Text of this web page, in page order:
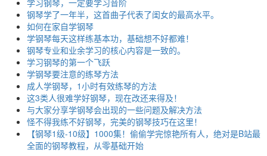
钢琴学了一年半，这首曲子代表了闺女的最高水平。
如何在家自学钢琴
学钢琴每天这样练基本功，基础想不好都难！
钢琴专业和业余学习的核心内容是一致的。
学习钢琴的第一个飞跃
学钢琴要注意的练琴方法
成人学钢琴，1小时有效练琴的方法
这3类人很难学好钢琴，现在改还来得及！
与大家分享学钢琴会出现的一些问题及解决方法
怪不得我练不好钢琴，完美的钢琴技巧在这里！
【钢琴1级-10级】1000集！偷偷学完惊艳所有人，绝对是B站最
全面的钢琴教程，从零基础开始